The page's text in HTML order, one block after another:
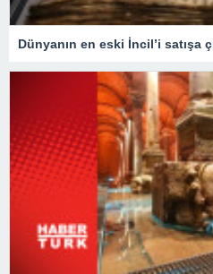
Dünyanın en eski İncil’i satışa